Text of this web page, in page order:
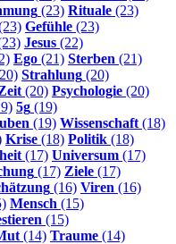
(23) Rituale (23)
Gefühle (23)
Jesus (22)
Ego (21) Sterben (21)
Strahlung (20)
(20) Psychologie (20)
5g (19)
(19) Wissenschaft(18)
Krise (18) Politik (18)
(17) Universum (17)
(17) Ziele (17)
(16) Viren (16)
Mensch (15)
(15)
(14) Traume (14)